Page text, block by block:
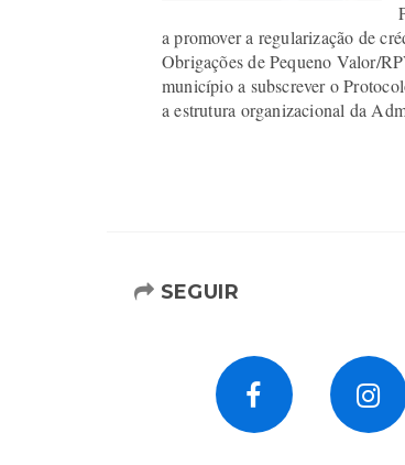
a promover a regularização de
Obrigações de Pequeno Valor/
município a subscrever o
a estrutura organizacional da
SEGUIR